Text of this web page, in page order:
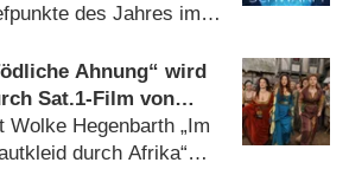
Das waren die
des Jahres im
Ahnung“ wird
Sat.1-Film von
nach hinten
Wolke Hegenbarth „Im
durch Afrika“